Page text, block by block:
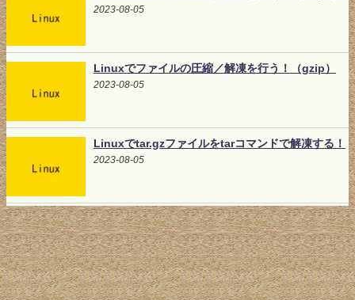
2023-08-05
Linuxでファイルの圧縮／解凍を行う！（gzip）
2023-08-05
Linuxでtar.gzファイルをtarコマンドで解凍する！
2023-08-05